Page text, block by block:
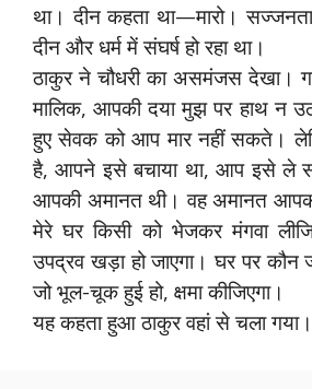
था। दीन कहता था—मारो।
दीन और धर्म में संघर्ष हो रहा था।
ठाकुर ने चौधरी का असमंजस देखा।
मालिक, आपकी दया मुझ पर हाथ न
हुए सेवक को आप मार नहीं सकते।
है, आपने इसे बचाया था, आप इसे ले
आपकी अमानत थी। वह अमानत
मेरे घर किसी को भेजकर मंगवा
उपद्रव खड़ा हो जाएगा। घर पर कौन
जो भूल-चूक हुई हो, क्षमा कीजिएगा।
यह कहता हुआ ठाकुर वहां से चला गया।